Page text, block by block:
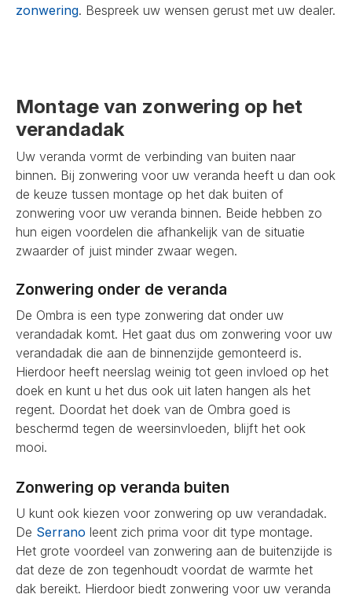
zonwering. Bespreek uw wensen gerust met uw dealer.
Montage van zonwering op het
verandadak
Uw veranda vormt de verbinding van buiten naar
binnen. Bij zonwering voor uw veranda heeft u dan ook
de keuze tussen montage op het dak buiten of
zonwering voor uw veranda binnen. Beide hebben zo
hun eigen voordelen die afhankelijk van de situatie
zwaarder of juist minder zwaar wegen.
Zonwering onder de veranda
De Ombra is een type zonwering dat onder uw
verandadak komt. Het gaat dus om zonwering voor uw
verandadak die aan de binnenzijde gemonteerd is.
Hierdoor heeft neerslag weinig tot geen invloed op het
doek en kunt u het dus ook uit laten hangen als het
regent. Doordat het doek van de Ombra goed is
beschermd tegen de weersinvloeden, blijft het ook
mooi.
Zonwering op veranda buiten
U kunt ook kiezen voor zonwering op uw verandadak.
De Serrano leent zich prima voor dit type montage.
Het grote voordeel van zonwering aan de buitenzijde is
dat deze de zon tegenhoudt voordat de warmte het
dak bereikt. Hierdoor biedt zonwering voor uw veranda